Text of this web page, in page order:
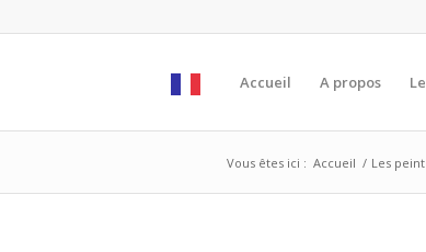
Accueil A propos
Vous êtes ici : Accueil / Les